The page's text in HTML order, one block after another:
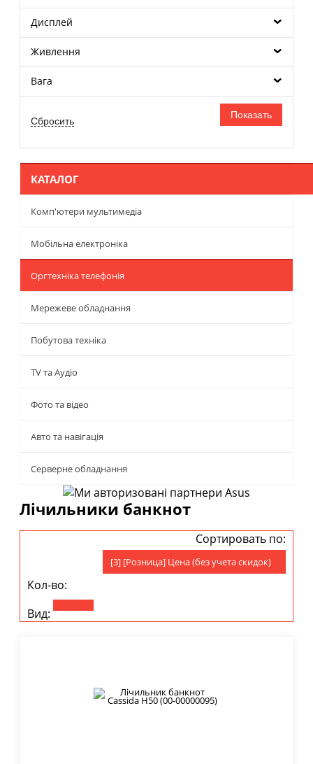
Дисплей
Живлення
Вага
КАТАЛОГ
Комп'ютери мультимедіа
Мобільна електроніка
Оргтехніка телефонія
Мережеве обладнання
Побутова техніка
TV та Аудіо
Фото та відео
Авто та навігація
Серверне обладнання
Лічильники банкнот
Сортировать по:
[3] [Розница] Цена (без учета скидок)
Кол-во:
Вид: